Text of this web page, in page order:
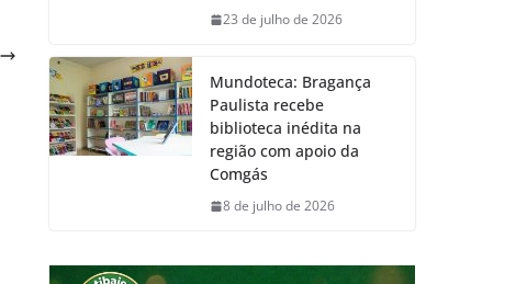
23 de julho de 2026
Mundoteca: Bragança
Paulista recebe
biblioteca inédita na
região com apoio da
Comgás
8 de julho de 2026